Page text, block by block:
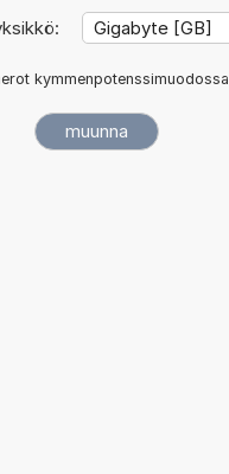
kymmenpotenssimuodossa